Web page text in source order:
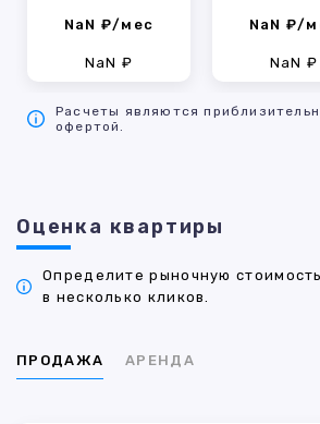
NaN ₽/мес
NaN ₽
NaN ₽/
NaN ₽
Расчеты являются
офертой.
Оценка квартиры
Определите рыночную
в несколько кликов.
ПРОДАЖА АРЕНДА